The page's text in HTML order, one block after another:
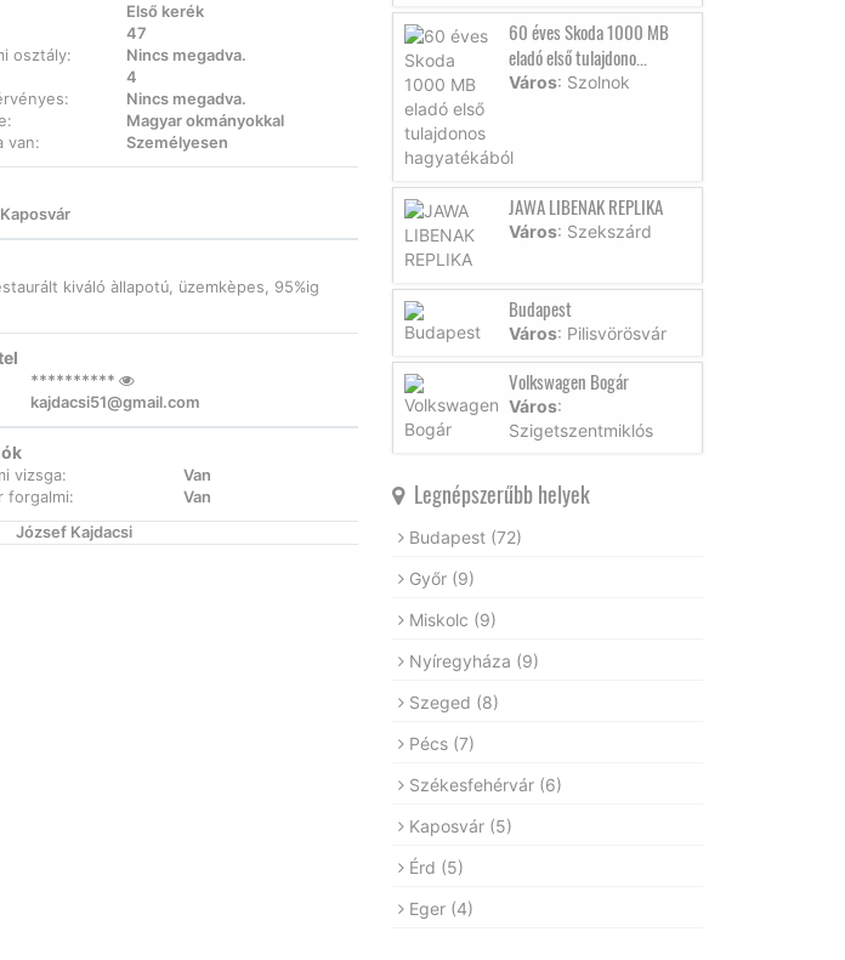
Első kerék
47
osztály:
Nincs megadva.
4
Nincs megadva.
Magyar okmányokkal
van:
Személyesen
Kaposvár
kiváló àllapotú, üzemkèpes, 95%ig
**********
kajdacsi51@gmail.com
vizsga:
Van
forgalmi:
Van
József Kajdacsi
60 éves Skoda 1000 MB
eladó első tulajdono...
Város: Szolnok
JAWA LIBENAK REPLIKA
Város: Szekszárd
Budapest
Város: Pilisvörösvár
Volkswagen Bogár
Város:
Szigetszentmiklós
Legnépszerűbb helyek
Budapest (72)
Győr (9)
Miskolc (9)
Nyíregyháza (9)
Szeged (8)
Pécs (7)
Székesfehérvár (6)
Kaposvár (5)
Érd (5)
Eger (4)